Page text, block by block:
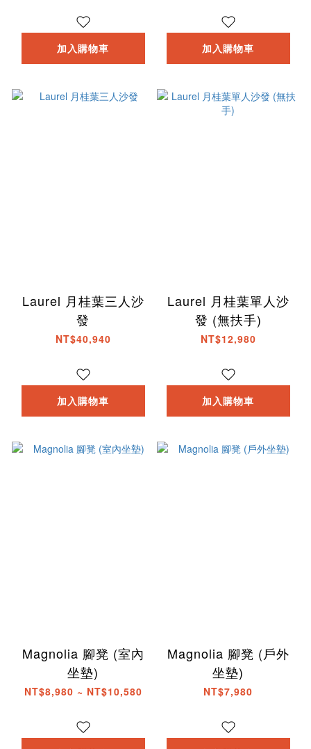
加入購物車 加入購物車
Laurel 月桂葉三人沙
發
NT$40,940
加入購物車
Laurel 月桂葉單人沙
發 (無扶手)
NT$12,980
加入購物車
Magnolia 腳凳 (室內
坐墊)
NT$8,980 ~ NT$10,580
Magnolia 腳凳 (戶外
坐墊)
NT$7,980